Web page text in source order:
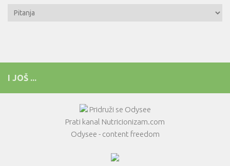
Kategorije
I JOŠ ...
Pridruži se Odysee
Prati kanal Nutricionizam.com
Odysee - content freedom